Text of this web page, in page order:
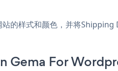
的样式和颜色，并将
Gema For